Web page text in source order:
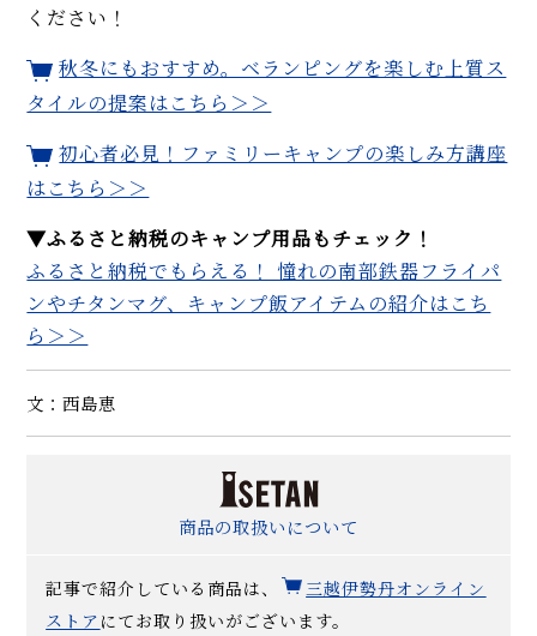
ください！
秋冬にもおすすめ。ベランピングを楽しむ上質ス
タイルの提案はこちら＞＞
初心者必見！ファミリーキャンプの楽しみ方講座
はこちら＞＞
▼ふるさと納税のキャンプ用品もチェック！
ふるさと納税でもらえる！ 憧れの南部鉄器フライパ
ンやチタンマグ、キャンプ飯アイテムの紹介はこち
ら＞＞
文：西島恵
商品の取扱いについて
記事で紹介している商品は、
三越伊勢丹オンライン
ストア にてお取り扱いがございます。